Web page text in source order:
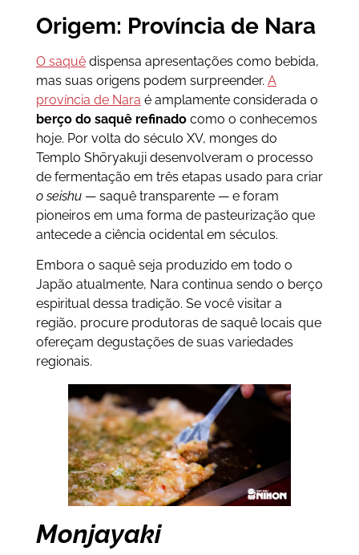
Origem: Província de Nara
O saquêdispensa apresentações como bebida,
mas suas origens podem surpreender. A
província de Nara é amplamente considerada o
berço do saquê refinado como o conhecemos
hoje. Por volta do século XV, monges do
Templo Shōryakuji desenvolveram o processo
de fermentação em três etapas usado para criar
o seishu — saquê transparente — e foram
pioneiros em uma forma de pasteurização que
antecede a ciência ocidental em séculos.
Embora o saquê seja produzido em todo o
Japão atualmente, Nara continua sendo o berço
espiritual dessa tradição. Se você visitar a
região, procure produtoras de saquê locais que
ofereçam degustações de suas variedades
regionais.
Monjayaki